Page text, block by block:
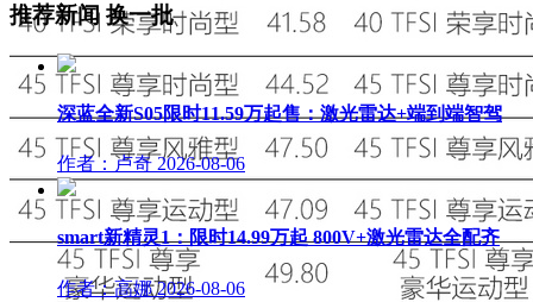
推荐新闻 换一批
深蓝全新S05限时11.59万起售：激光雷达+端到端智驾
作者：卢奇 2026-08-06
smart新精灵1：限时14.99万起 800V+激光雷达全配齐
作者：高娜 2026-08-06